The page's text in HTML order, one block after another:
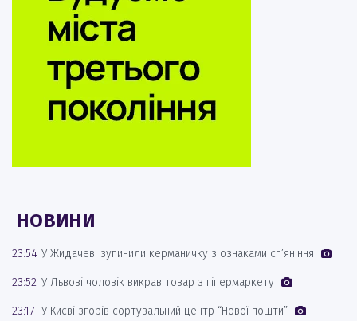
НОВИНИ
23:54 У Жидачеві зупинили керманичку з ознаками сп’яніння
23:52 У Львові чоловік викрав товар з гіпермаркету
23:17 У Києві згорів сортувальний центр “Нової пошти”